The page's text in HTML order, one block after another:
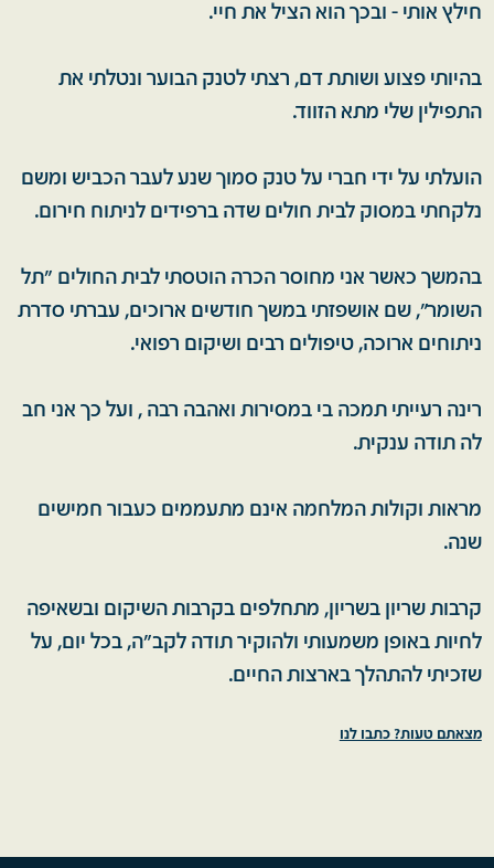
חילץ אותי - ובכך הוא הציל את חיי.
בהיותי פצוע ושותת דם, רצתי לטנק הבוער ונטלתי את
התפילין שלי מתא הזווד.
הועלתי על ידי חברי על טנק סמוך שנע לעבר הכביש ומשם
נלקחתי במסוק לבית חולים שדה ברפידים לניתוח חירום.
בהמשך כאשר אני מחוסר הכרה הוטסתי לבית החולים "תל
השומר", שם אושפזתי במשך חודשים ארוכים, עברתי סדרת
ניתוחים ארוכה, טיפולים רבים ושיקום רפואי.
רינה רעייתי תמכה בי במסירות ואהבה רבה , ועל כך אני חב
לה תודה ענקית.
מראות וקולות המלחמה אינם מתעממים כעבור חמישים
שנה.
קרבות שריון בשריון, מתחלפים בקרבות השיקום ובשאיפה
לחיות באופן משמעותי ולהוקיר תודה לקב"ה, בכל יום, על
שזכיתי להתהלך בארצות החיים.
מצאתם טעות? כתבו לנו